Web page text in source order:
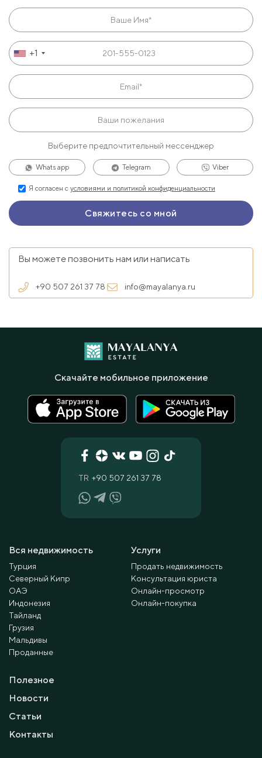
+1
Выберите предпочтительный мессенджер
Whats app Telegram Viber
Я согласен с условиями и политикой конфиденциальности
Вы можете позвонить нам или написать
+90 507 261 37 78 info@mayalanya.ru
Вся недвижимость
Турция
Северный Кипр
ОАЭ
Индонезия
Тайланд
Грузия
Мальдивы
Проданные
Услуги
Продать недвижимость
Консультация юриста
Онлайн-просмотр
Онлайн-покупка
Полезное
Новости
Статьи
Контакты
TR +90 507 261 37 78
Скачайте мобильное приложение